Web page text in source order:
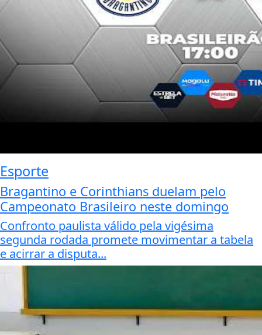
Esporte
Bragantino e Corinthians duelam pelo
Campeonato Brasileiro neste domingo
Confronto paulista válido pela vigésima
segunda rodada promete movimentar a tabela
e acirrar a disputa...